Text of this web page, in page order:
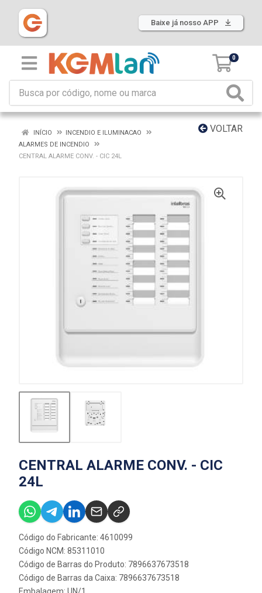
Baixe já nosso APP
0
VOLTAR
INÍCIO
INCENDIO E ILUMINACAO
ALARMES DE INCENDIO
CENTRAL ALARME CONV. - CIC 24L
CENTRAL ALARME CONV. - CIC
24L
Código do Fabricante: 4610099
Código NCM: 85311010
Código de Barras do Produto: 7896637673518
Código de Barras da Caixa: 7896637673518